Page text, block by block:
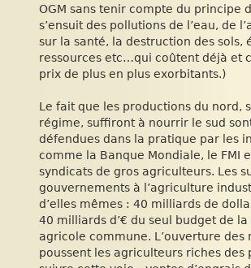
OGM sans tenir compte du principe
s’ensuit des pollutions de l’eau, de
sur la santé, la destruction des sols,
ressources etc…qui coûtent déjà et
prix de plus en plus exorbitants.)
Le fait que les productions du nord,
régime, suffiront à nourrir le sud
défendues dans la pratique par les
comme la Banque Mondiale, le FMI
syndicats de gros agriculteurs. Les
gouvernements à l’agriculture
d’elles mêmes : 40 milliards de
40 milliards d’€ du seul budget de
agricole commune. L’ouverture des
poussent les agriculteurs riches des